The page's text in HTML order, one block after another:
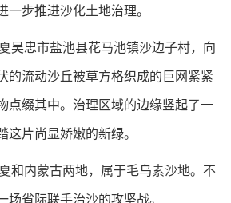
步推进沙化土地治理。
吴忠市盐池县花马池镇沙边子村，向
的流动沙丘被草方格织成的巨网紧紧
点缀其中。治理区域的边缘竖起了一
片尚显娇嫩的新绿。
和内蒙古两地，属于毛乌素沙地。不
省际联手治沙的攻坚战。